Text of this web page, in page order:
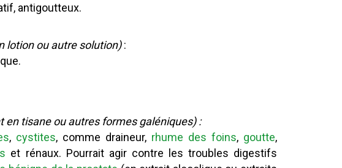
antigoutteux.
lotion ou autre solution):
en tisane ou autres formes galéniques) :
, cystites, comme draineur, rhume des foins, goutte,
et rénaux. Pourrait agir contre les troubles digestifs